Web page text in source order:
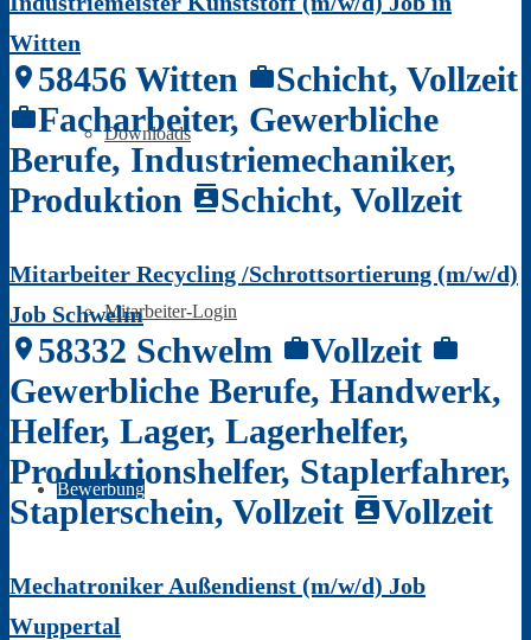
Downloads
Mitarbeiter-Login
Bewerbung
Witten
location_on 58456 Witten workSchicht, Vollzeit
workFacharbeiter, Gewerbliche
Berufe, Industriemechaniker,
Produktion contactsSchicht, Vollzeit
Mitarbeiter Recycling /Schrottsortierung (m/w/d)
Job Schwelm
location_on 58332 Schwelm workVollzeit work
Gewerbliche Berufe, Handwerk,
Helfer, Lager, Lagerhelfer,
Produktionshelfer, Staplerfahrer,
Staplerschein, Vollzeit contactsVollzeit
Mechatroniker Außendienst (m/w/d) Job
Wuppertal